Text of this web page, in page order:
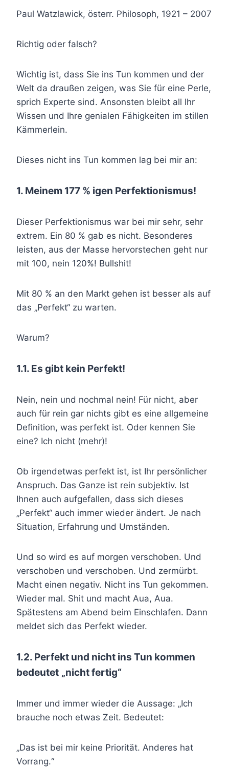
Paul Watzlawick, österr. Philosoph, 1921 – 2007
Richtig oder falsch?
Wichtig ist, dass Sie ins Tun kommen und der
Welt da draußen zeigen, was Sie für eine Perle,
sprich Experte sind. Ansonsten bleibt all Ihr
Wissen und Ihre genialen Fähigkeiten im stillen
Kämmerlein.
Dieses nicht ins Tun kommen lag bei mir an:
1. Meinem 177 % igen Perfektionismus!
Dieser Perfektionismus war bei mir sehr, sehr
extrem. Ein 80 % gab es nicht. Besonderes
leisten, aus der Masse hervorstechen geht nur
mit 100, nein 120%! Bullshit!
Mit 80 % an den Markt gehen ist besser als auf
das „Perfekt“ zu warten.
Warum?
1.1. Es gibt kein Perfekt!
Nein, nein und nochmal nein! Für nicht, aber
auch für rein gar nichts gibt es eine allgemeine
Definition, was perfekt ist. Oder kennen Sie
eine? Ich nicht (mehr)!
Ob irgendetwas perfekt ist, ist Ihr persönlicher
Anspruch. Das Ganze ist rein subjektiv. Ist
Ihnen auch aufgefallen, dass sich dieses
„Perfekt“ auch immer wieder ändert. Je nach
Situation, Erfahrung und Umständen.
Und so wird es auf morgen verschoben. Und
verschoben und verschoben. Und zermürbt.
Macht einen negativ. Nicht ins Tun gekommen.
Wieder mal. Shit und macht Aua, Aua.
Spätestens am Abend beim Einschlafen. Dann
meldet sich das Perfekt wieder.
1.2. Perfekt und nicht ins Tun kommen
bedeutet „nicht fertig“
Immer und immer wieder die Aussage: „Ich
brauche noch etwas Zeit. Bedeutet:
„Das ist bei mir keine Priorität. Anderes hat
Vorrang.“